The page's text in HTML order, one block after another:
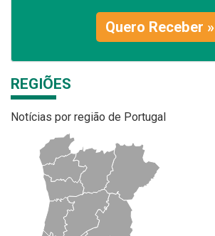
Quero Receber »
REGIÕES
Notícias por região de Portugal